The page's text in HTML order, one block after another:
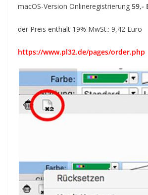
macOS-Version Onlineregistrierung 59,-
der Preis enthält 19% MwSt.: 9,42 Euro
https://www.pl32.de/pages/order.php